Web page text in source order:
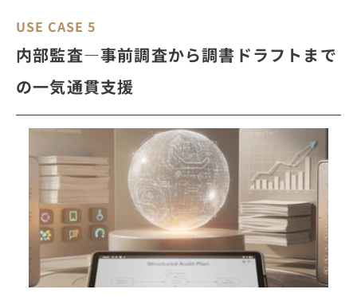
USE CASE 5
内部監査―事前調査から調書ドラフトまで
の一気通貫支援